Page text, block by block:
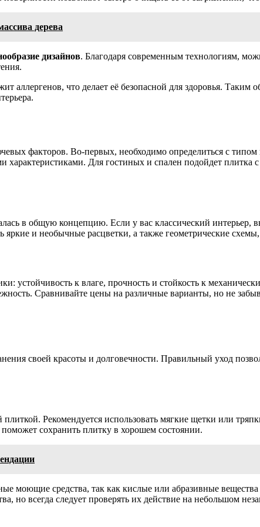
дерева
дизайнов. Благодаря современным технологиям,
аллергенов, что делает её безопасной для здоровья. Таким
факторов. Во-первых, необходимо определиться с
Для гостиных и спален подойдет плитка
в общую концепцию. Если у вас классический
и необычные расцветки, а также геометрические
устойчивость к влаге, прочность и стойкость к
Сравнивайте цены на различные варианты, но не
своей красоты и долговечности. Правильный уход
Рекомендуется использовать мягкие щетки или
сохранить плитку в хорошем состоянии.
моющие средства, так как кислые или абразивные
но всегда следует проверять их действие на небольшом